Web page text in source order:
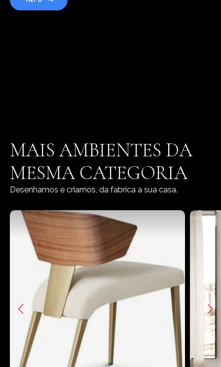
MAIS AMBIENTES DA
MESMA CATEGORIA
Desenhamos e criamos, da fabrica a sua casa.